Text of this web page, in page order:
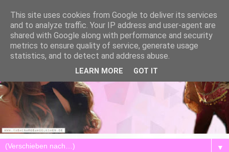
▼
This site uses cookies from Google to deliver its services
and to analyze traffic. Your IP address and user-agent are
shared with Google along with performance and security
metrics to ensure quality of service, generate usage
statistics, and to detect and address abuse.
LEARN MORE GOT IT